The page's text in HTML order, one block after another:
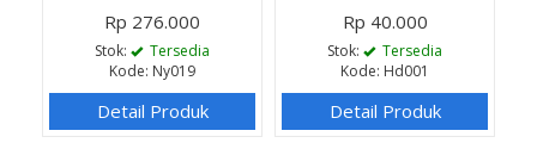
Rp 276.000
Stok:
Tersedia
Kode: Ny019
Detail Produk
Rp 40.000
Stok:
Tersedia
Kode: Hd001
Detail Produk